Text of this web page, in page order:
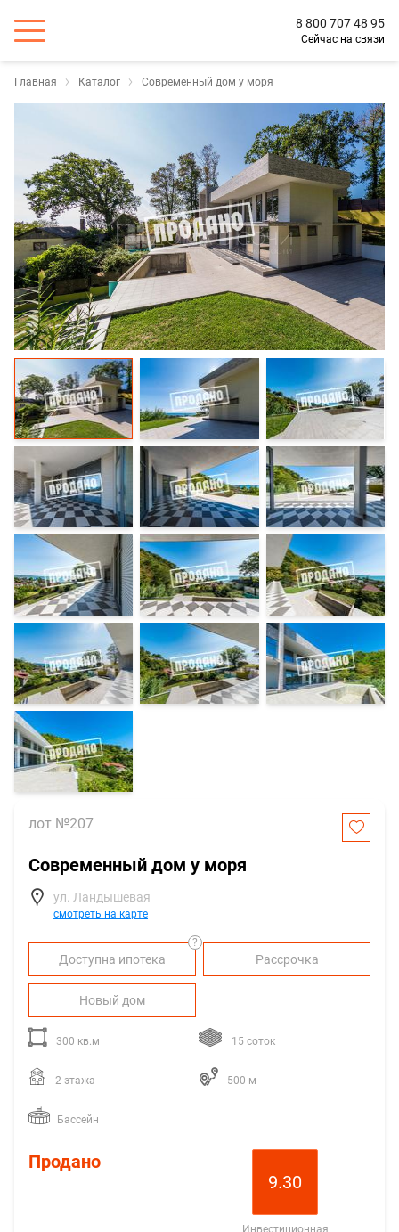
8 800 707 48 95
Сейчас на связи
Главная Каталог Современный дом у моря
лот №207
Современный дом у моря
ул. Ландышевая
смотреть на карте
?
Доступна ипотека Рассрочка
Новый дом
300 кв.м 15 соток
2 этажа 500 м
Бассейн
Продано
9.30
Инвестиционная